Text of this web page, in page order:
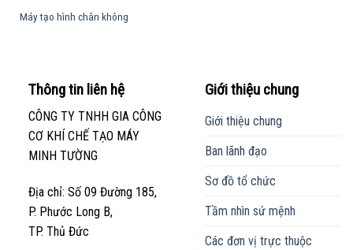
Máy tạo hình chân không
Thông tin liên hệ
CÔNG TY TNHH GIA CÔNG
CƠ KHÍ CHẾ TẠO MÁY
MINH TƯỜNG
Địa chỉ: Số 09 Đường 185,
P. Phước Long B,
TP. Thủ Đức
Giới thiệu chung
Giới thiệu chung
Ban lãnh đạo
Sơ đồ tổ chức
Tầm nhìn sứ mệnh
Các đơn vị trực thuộc